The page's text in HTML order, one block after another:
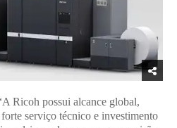
Ricoh possui alcance global,
serviço técnico e investimento